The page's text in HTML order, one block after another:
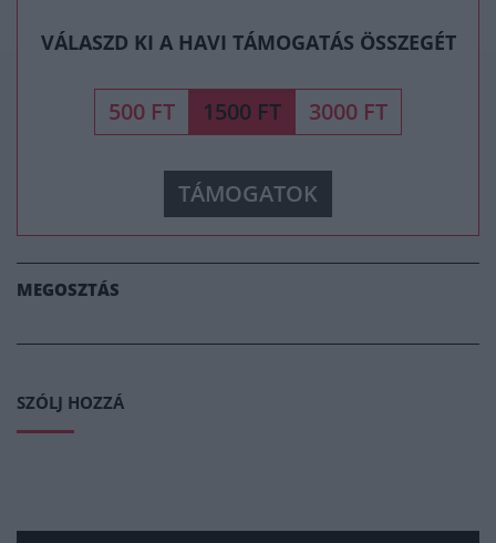
VÁLASZD KI A HAVI TÁMOGATÁS ÖSSZEGÉT
500 FT 1500 FT 3000 FT
TÁMOGATOK
MEGOSZTÁS
SZÓLJ HOZZÁ